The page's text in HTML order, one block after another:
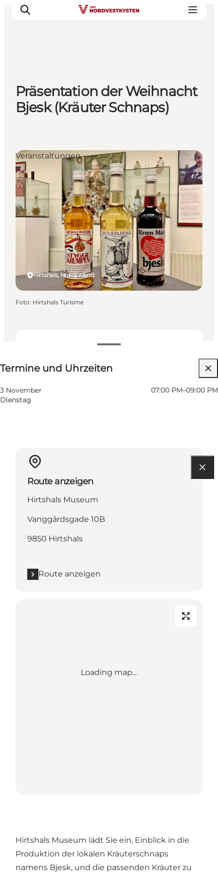
Urlaubsorte
Inspiration
Events
Präsentation der Weihnacht
Bjesk (Kräuter Schnaps)
Termine und Uhrzeiten
Termine und Uhrzeiten
3 November
Dienstag
07:00 PM–09:00 PM
Website besuchen
Hirtshals, Nordjütland
Veranstaltungen
Foto: Hirtshals Turisme
Route anzeigen
Hirtshals Museum
Vanggårdsgade 10B
9850 Hirtshals
Route anzeigen
Loading map...
Hirtshals Museum lädt Sie ein, Einblick in die
Produktion der lokalen Kräuterschnaps
namens Bjesk, und die passenden Kräuter zu